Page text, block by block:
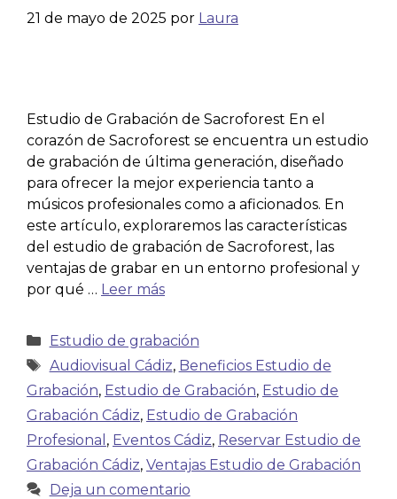
21 de mayo de 2025 por Laura
Estudio de Grabación de Sacroforest En el
corazón de Sacroforest se encuentra un estudio
de grabación de última generación, diseñado
para ofrecer la mejor experiencia tanto a
músicos profesionales como a aficionados. En
este artículo, exploraremos las características
del estudio de grabación de Sacroforest, las
ventajas de grabar en un entorno profesional y
por qué … Leer más
Estudio de grabación
Audiovisual Cádiz, Beneficios Estudio de
Grabación, Estudio de Grabación, Estudio de
Grabación Cádiz, Estudio de Grabación
Profesional , Eventos Cádiz, Reservar Estudio de
Grabación Cádiz, Ventajas Estudio de Grabación
Deja un comentario